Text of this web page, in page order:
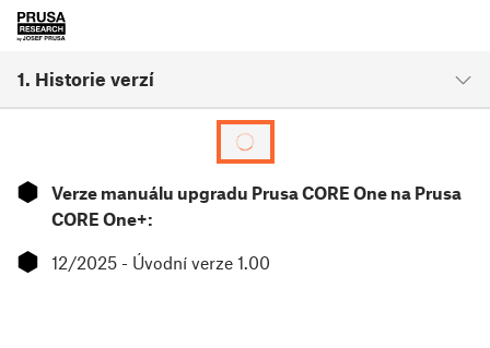
1. Historie verzí
⬢
Verze manuálu upgradu Prusa CORE One na Prusa
CORE One+:
⬢ 12/2025 - Úvodní verze 1.00